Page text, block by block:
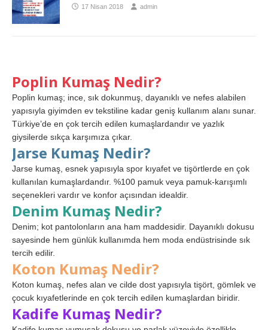
17 Nisan 2018 admin
Poplin Kumaş Nedir?
Poplin kumaş; ince, sık dokunmuş, dayanıklı ve nefes alabilen
yapısıyla giyimden ev tekstiline kadar geniş kullanım alanı sunar.
Türkiye’de en çok tercih edilen kumaşlardandır ve yazlık
giysilerde sıkça karşımıza çıkar.
Jarse Kumaş Nedir?
Jarse kumaş, esnek yapısıyla spor kıyafet ve tişörtlerde en çok
kullanılan kumaşlardandır. %100 pamuk veya pamuk-karışımlı
seçenekleri vardır ve konfor açısından idealdir.
Denim Kumaş Nedir?
Denim; kot pantolonların ana ham maddesidir. Dayanıklı dokusu
sayesinde hem günlük kullanımda hem moda endüstrisinde sık
tercih edilir.
Koton Kumaş Nedir?
Koton kumaş, nefes alan ve cilde dost yapısıyla tişört, gömlek ve
çocuk kıyafetlerinde en çok tercih edilen kumaşlardan biridir.
Kadife Kumaş Nedir?